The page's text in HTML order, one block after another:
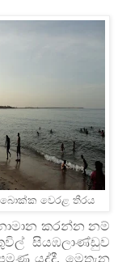
වෙරළ තීරය
කරන්න නම්
සියඹලාණ්ඩුව
යද්දී. මෙතැන